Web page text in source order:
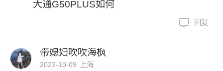
大通G50PLUS如何
回复
带媳妇吹吹海枫
2023-10-09 上海